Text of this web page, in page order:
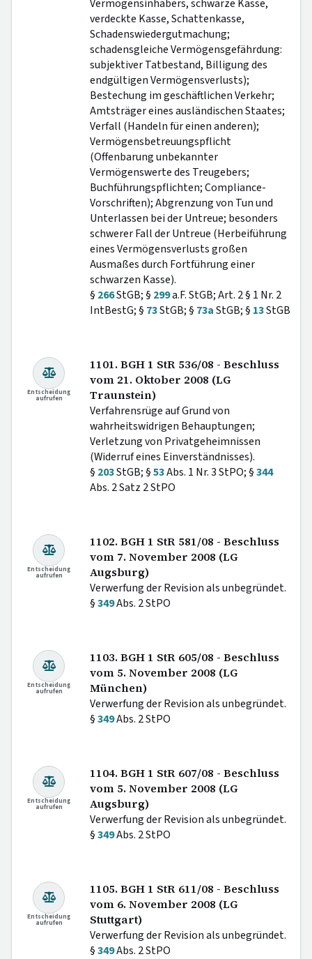
Vermögensinhabers, schwarze Kasse,
verdeckte Kasse, Schattenkasse,
Schadenswiedergutmachung;
schadensgleiche Vermögensgefährdung:
subjektiver Tatbestand, Billigung des
endgültigen Vermögensverlusts);
Bestechung im geschäftlichen Verkehr;
Amtsträger eines ausländischen Staates;
Verfall (Handeln für einen anderen);
Vermögensbetreuungspflicht
(Offenbarung unbekannter
Vermögenswerte des Treugebers;
Buchführungspflichten; Compliance-
Vorschriften); Abgrenzung von Tun und
Unterlassen bei der Untreue; besonders
schwerer Fall der Untreue (Herbeiführung
eines Vermögensverlusts großen
Ausmaßes durch Fortführung einer
schwarzen Kasse).
§ 266StGB; § 299a.F. StGB; Art. 2 § 1 Nr. 2
IntBestG; § 73StGB; § 73aStGB; § 13StGB
Entscheidung
aufrufen
1101. BGH 1 StR 536/08 - Beschluss
vom 21. Oktober 2008 (LG
Traunstein)
Verfahrensrüge auf Grund von
wahrheitswidrigen Behauptungen;
Verletzung von Privatgeheimnissen
(Widerruf eines Einverständnisses).
§ 203StGB; §53Abs. 1 Nr. 3 StPO; §344
Abs. 2 Satz 2 StPO
Entscheidung
aufrufen
1102. BGH 1 StR 581/08 - Beschluss
vom 7. November 2008 (LG
Augsburg)
Verwerfung der Revision als unbegründet.
§349Abs. 2 StPO
Entscheidung
aufrufen
1103. BGH 1 StR 605/08 - Beschluss
vom 5. November 2008 (LG
München)
Verwerfung der Revision als unbegründet.
§349Abs. 2 StPO
Entscheidung
aufrufen
1104. BGH 1 StR 607/08 - Beschluss
vom 5. November 2008 (LG
Augsburg)
Verwerfung der Revision als unbegründet.
§349Abs. 2 StPO
Entscheidung
aufrufen
1105. BGH 1 StR 611/08 - Beschluss
vom 6. November 2008 (LG
Stuttgart)
Verwerfung der Revision als unbegründet.
§349Abs. 2 StPO